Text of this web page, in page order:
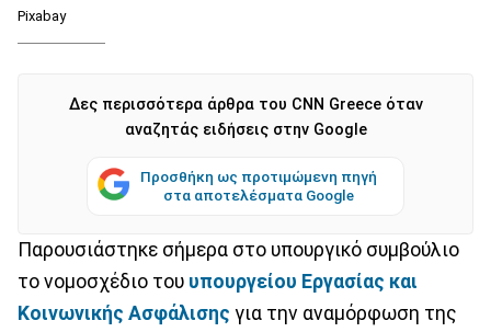
Pixabay
Δες περισσότερα άρθρα του CNN Greece όταν
αναζητάς ειδήσεις στην Google
Προσθήκη ως προτιμώμενη πηγή
στα αποτελέσματα Google
Παρουσιάστηκε σήμερα στο υπουργικό συμβούλιο
το νομοσχέδιο του υπουργείου Εργασίας και
Κοινωνικής Ασφάλισης για την αναμόρφωση της